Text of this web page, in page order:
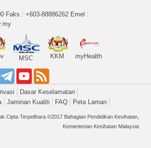
Faks : +603-88886262 Emel :
MSC KKM myHealth
Dasar Keselamatan
Jaminan Kualiti FAQ Peta Laman
Cipta Terpelihara ©2017 Bahagian Pendidikan Kesihatan,
Kementerian Kesihatan Malaysia